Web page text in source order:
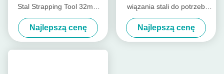
Stal Strapping Tool 32mm
Band Pneumatyczna Stal
Strapping Machine
Najlepszą cenę
wiązania stali do potrzeb
opakowań przemysłowych
Najlepszą cenę